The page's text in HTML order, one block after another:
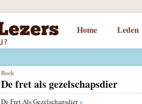
Home Leden
Boek
De fret als gezelschapsdier
De Fret Als Gezelschapsdier«